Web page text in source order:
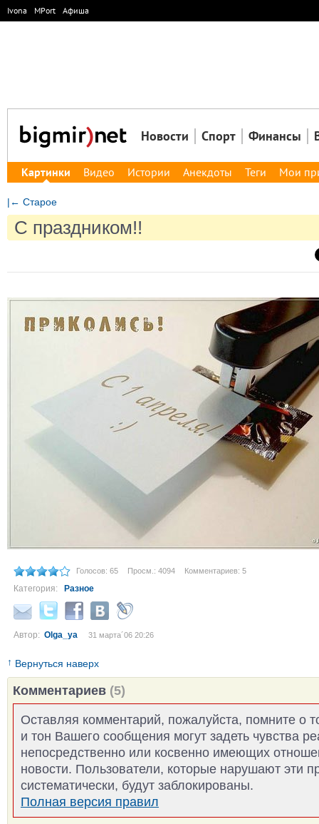
Ivona MPort Афиша
Новости Спорт Финансы
Картинки Видео Истории Анекдоты Теги Мои
|← Старое
С праздником!!
Голосов: 65 Просм.: 4094 Комментариев: 5
Категория: Разное
Автор: Olga_ya 31 марта´06 20:26
↑ Вернуться наверх
Комментариев (5)
Оставляя комментарий, пожалуйста, помните о
и тон Вашего сообщения могут задеть чувства
непосредственно или косвенно имеющих
новости. Пользователи, которые нарушают эти
систематически, будут заблокированы.
Полная версия правил